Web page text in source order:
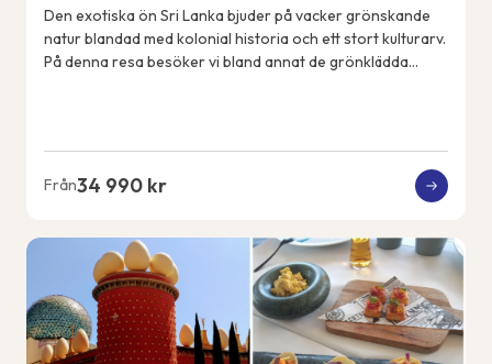
Den exotiska ön Sri Lanka bjuder på vacker grönskande
natur blandad med kolonial historia och ett stort kulturarv.
På denna resa besöker vi bland annat de grönklädda
Från34 990 kr